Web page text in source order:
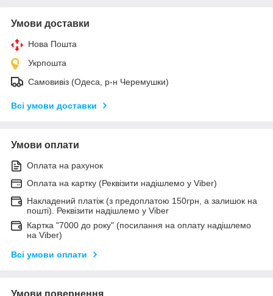
Умови доставки
Нова Пошта
Укрпошта
Самовивіз (Одеса, р-н Черемушки)
Всі умови доставки
Умови оплати
Оплата на рахунок
Оплата на картку (Реквізити надішлемо у Viber)
Накладений платіж (з предоплатою 150грн, а залишок на
пошті). Реквізити надішлемо у Viber
Картка "7000 до року" (посилання на оплату надішлемо
на Viber)
Всі умови оплати
Умови повернення